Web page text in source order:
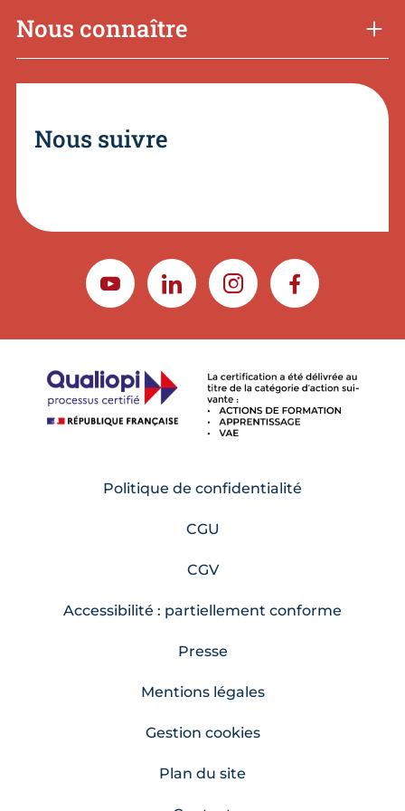
Nous connaître
Nous suivre
YOUTUBELINKEDININSTAGRAMFACEBOOK
Politique de confidentialité
CGU
CGV
Accessibilité : partiellement conforme
Presse
Mentions légales
Gestion cookies
Plan du site